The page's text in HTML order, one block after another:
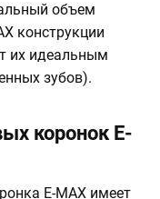
объем
конструкции
их идеальным
зубов).
коронок E-
E-MAX имеет